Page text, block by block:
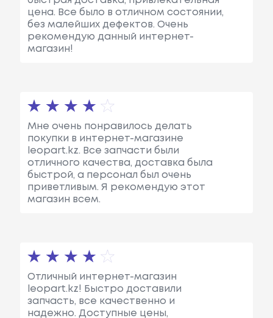
цена. Все было в отличном состоянии,
без малейших дефектов. Очень
рекомендую данный интернет-
магазин!
Мне очень понравилось делать
покупки в интернет-магазине
leopart.kz. Все запчасти были
отличного качества, доставка была
быстрой, а персонал был очень
приветливым. Я рекомендую этот
магазин всем.
Отличный интернет-магазин
leopart.kz! Быстро доставили
запчасть, все качественно и
надежно. Доступные цены,